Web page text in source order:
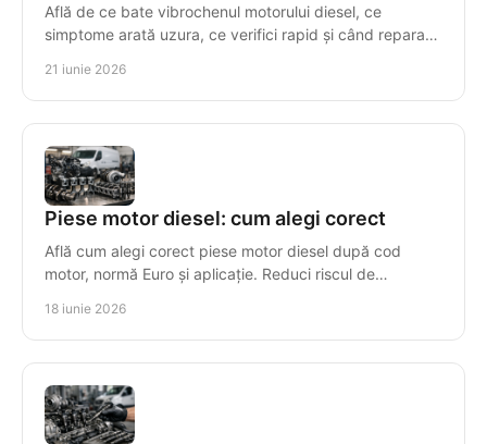
Află de ce bate vibrochenul motorului diesel, ce
simptome arată uzura, ce verifici rapid și când reparația
21 iunie 2026
Piese motor diesel: cum alegi corect
Află cum alegi corect piese motor diesel după cod
motor, normă Euro și aplicație. Reduci riscul de
18 iunie 2026